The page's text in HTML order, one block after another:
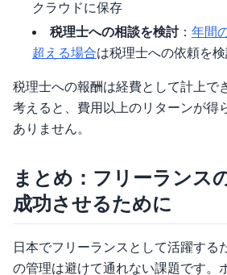
クラウドに保存
税理士への相談を検討： 年間
超える場合は税理士への依頼を
税理士への報酬は経費として計上で
考えると、費用以上のリターンが得
ありません。
まとめ：フリーランス
成功させるために
日本でフリーランスとして活躍する
の管理は避けて通れない課題です。